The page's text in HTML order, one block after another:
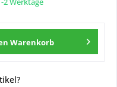
Warenkorb